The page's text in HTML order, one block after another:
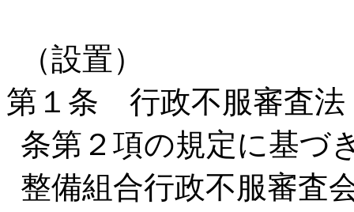
（設置）
第１条 行政不服審査法
条第２項の規定に基づ
整備組合行政不服審査